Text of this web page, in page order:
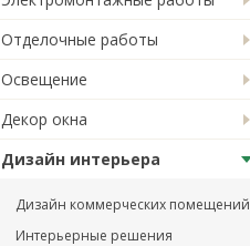
Отделочные работы
Освещение
Декор окна
Дизайн интерьера
Дизайн коммерческих помещений
Интерьерные решения